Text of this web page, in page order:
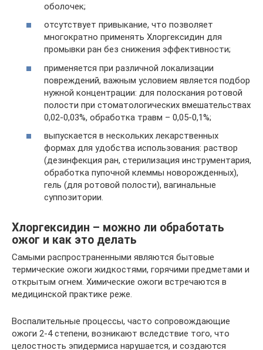
оболочек;
отсутствует привыкание, что позволяет
многократно применять Хлоргексидин для
промывки ран без снижения эффективности;
применяется при различной локализации
повреждений, важным условием является подбор
нужной концентрации: для полоскания ротовой
полости при стоматологических вмешательствах
0,02-0,03%, обработка травм – 0,05-0,1%;
выпускается в нескольких лекарственных
формах для удобства использования: раствор
(дезинфекция ран, стерилизация инструментария,
обработка пупочной клеммы новорожденных),
гель (для ротовой полости), вагинальные
суппозитории.
Хлоргексидин – можно ли обработать
ожог и как это делать
Самыми распространенными являются бытовые
термические ожоги жидкостями, горячими предметами и
открытым огнем. Химические ожоги встречаются в
медицинской практике реже.
Воспалительные процессы, часто сопровождающие
ожоги 2-4 степени, возникают вследствие того, что
целостность эпидермиса нарушается, и создаются